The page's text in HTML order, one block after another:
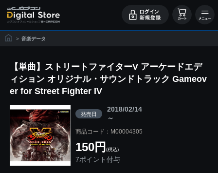
> 音楽データ
【単曲】ストリートファイターV アーケードエデ
ィション オリジナル・サウンドトラック Gameov
er for Street Fighter IV
発売日
2018/02/14
～
商品コード：M00004305
150円 (税込)
7ポイント付与